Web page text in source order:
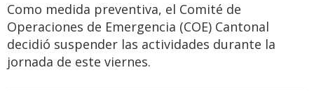
Como medida preventiva, el Comité de
Operaciones de Emergencia (COE) Cantonal
decidió suspender las actividades durante la
jornada de este viernes.